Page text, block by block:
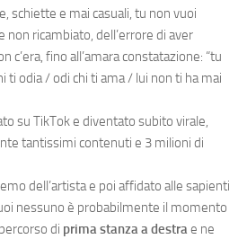
schiette e mai casuali, tu non vuoi
non ricambiato, dell’errore di aver
c’era, fino all’amara constatazione: “tu
ti odia / odi chi ti ama / lui non ti ha mai
su TikTok e diventato subito virale,
tantissimi contenuti e 3 milioni di
dell’artista e poi affidato alle sapienti
nessuno è probabilmente il momento
di prima stanza a destrae ne